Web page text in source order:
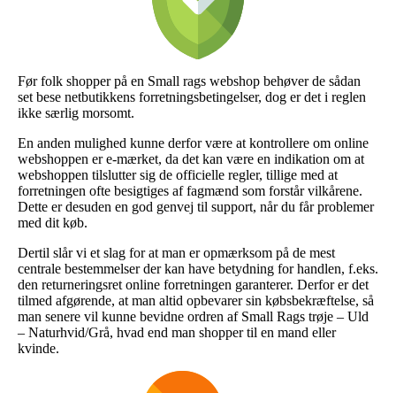
Før folk shopper på en Small rags webshop behøver de sådan
set bese netbutikkens forretningsbetingelser, dog er det i reglen
ikke særlig morsomt.
En anden mulighed kunne derfor være at kontrollere om online
webshoppen er e-mærket, da det kan være en indikation om at
webshoppen tilslutter sig de officielle regler, tillige med at
forretningen ofte besigtiges af fagmænd som forstår vilkårene.
Dette er desuden en god genvej til support, når du får problemer
med dit køb.
Dertil slår vi et slag for at man er opmærksom på de mest
centrale bestemmelser der kan have betydning for handlen, f.eks.
den returneringsret online forretningen garanterer. Derfor er det
tilmed afgørende, at man altid opbevarer sin købsbekræftelse, så
man senere vil kunne bevidne ordren af Small Rags trøje – Uld
– Naturhvid/Grå, hvad end man shopper til en mand eller
kvinde.